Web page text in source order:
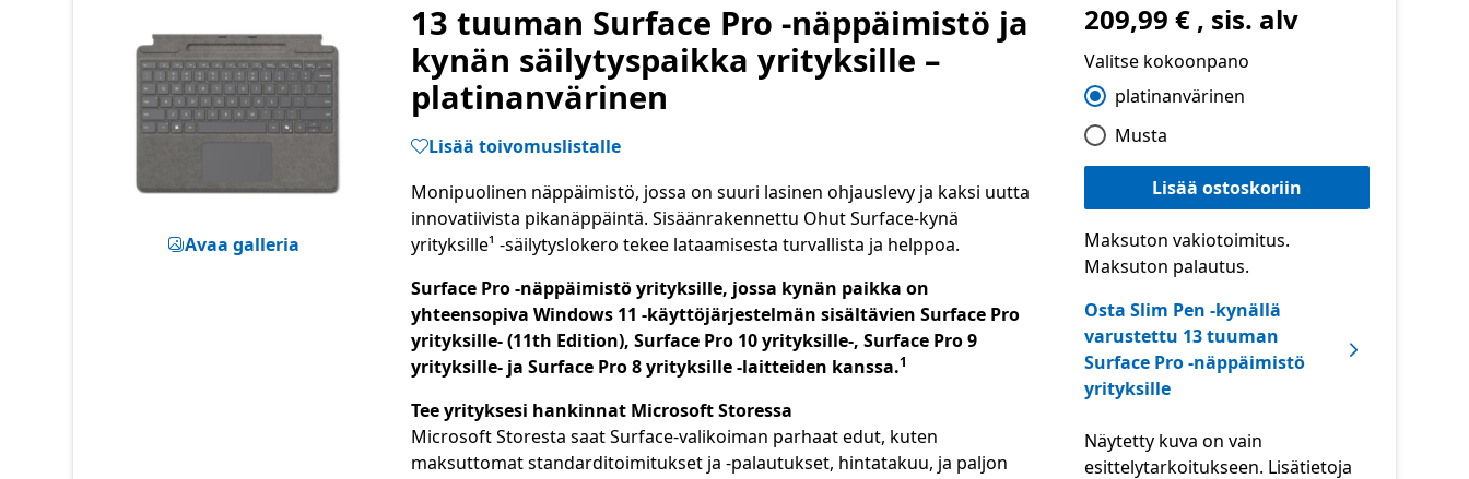
Avaa galleria
13 tuuman Surface Pro -näppäimistö ja
kynän säilytyspaikka yrityksille –
platinanvärinen
Lisää toivomuslistalle
Monipuolinen näppäimistö, jossa on suuri lasinen ohjauslevy ja kaksi uutta
innovatiivista pikanäppäintä. Sisäänrakennettu Ohut Surface-kynä
yrityksille¹ -säilytyslokero tekee lataamisesta turvallista ja helppoa.
Surface Pro -näppäimistö yrityksille, jossa kynän paikka on
yhteensopiva Windows 11 -käyttöjärjestelmän sisältävien Surface Pro
yrityksille- (11th Edition), Surface Pro 10 yrityksille-, Surface Pro 9
yrityksille- ja Surface Pro 8 yrityksille -laitteiden kanssa.
Footnote
1
Tee yrityksesi hankinnat Microsoft Storessa
Microsoft Storesta saat Surface-valikoiman parhaat edut, kuten
maksuttomat standarditoimitukset ja -palautukset, hintatakuu, ja paljon
209,99 € , sis. alv
Valitse kokoonpano
platinanvärinen
Musta
Lisää ostoskoriin
Maksuton vakiotoimitus.
Maksuton palautus.
Osta Slim Pen -kynällä
varustettu 13 tuuman
Surface Pro -näppäimistö
yrityksille
Näytetty kuva on vain
esittelytarkoitukseen. Lisätietoja